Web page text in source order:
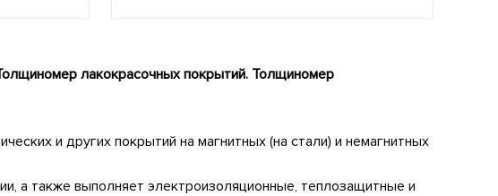
лакокрасочных покрытий. Толщиномер
и других покрытий на магнитных (на стали) и немагнитных
а также выполняет электроизоляционные, теплозащитные и